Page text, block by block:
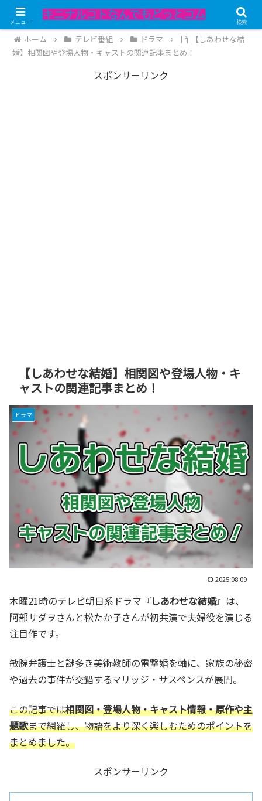
記事内にPRが含まれています。
ホーム テレビ番組 ドラマ
【しあわせな結
婚】相関図や登場人物・キャストの関連記事まとめ！
スポンサーリンク
【しあわせな結婚】相関図や登場人物・キ
ャストの関連記事まとめ！
ドラマ
2025.08.09
木曜21時のテレビ朝日系ドラマ『しあわせな結婚』は、
阿部サダヲさんと松たか子さんが初共演で夫婦役を演じる
注目作です。
敏腕弁護士と謎多き美術教師の電撃婚を軸に、家族の秘密
や過去の事件が交錯するマリッジ・サスペンスが展開。
この記事では相関図・登場人物・キャスト情報・原作や主
題歌まで網羅し、物語をより深く楽しむためのポイントを
まとめました。
スポンサーリンク
メニュー 検索